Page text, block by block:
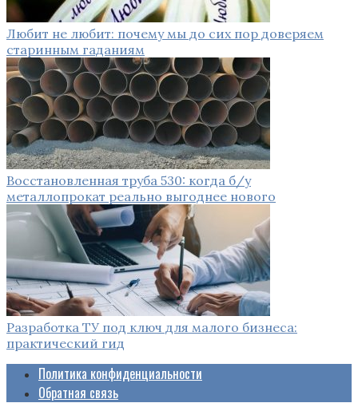
Любит не любит: почему мы до сих пор доверяем
старинным гаданиям
Восстановленная труба 530: когда б/у
металлопрокат реально выгоднее нового
Разработка ТУ под ключ для малого бизнеса:
практический гид
Политика конфиденциальности
Обратная связь